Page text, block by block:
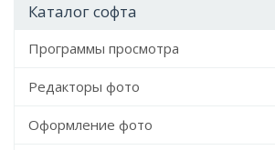
Каталог софта
Программы просмотра
Редакторы фото
Оформление фото